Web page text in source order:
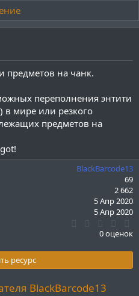
г
и
предметов на чанк.
переполнения энтити
в мире или резкого
предметов на
BlackBarcode13
69
2 662
5 Апр 2020
5 Апр 2020
0
0
в
0 оценок
ресурс
BlackBarcode13